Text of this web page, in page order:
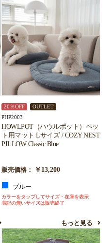
20％OFF OUTLET
PHP2003
HOWLPOT（ハウルポット）ペッ
ト用マット Lサイズ / COZY NEST
PILLOW Classic Blue
販売価格： ￥13,200
ブルー
カラーをタップしてサイズ・在庫を表示
表記の無いサイズは販売終了
もっと見る